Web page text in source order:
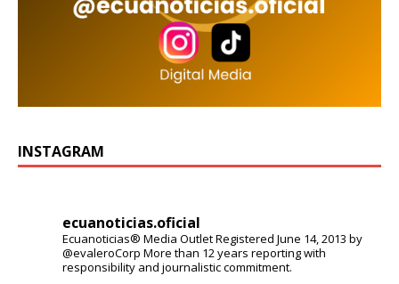
INSTAGRAM
ecuanoticias.oficial
Ecuanoticias® Media OutletRegistered June 14, 2013 by
@evaleroCorp More than 12 years reporting with
responsibility and journalistic commitment.